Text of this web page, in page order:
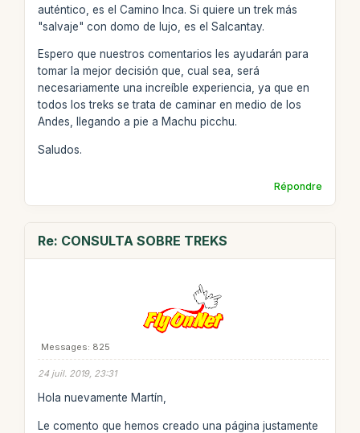
auténtico, es el Camino Inca. Si quiere un trek más
"salvaje" con domo de lujo, es el Salcantay.
Espero que nuestros comentarios les ayudarán para
tomar la mejor decisión que, cual sea, será
necesariamente una increíble experiencia, ya que en
todos los treks se trata de caminar en medio de los
Andes, llegando a pie a Machu picchu.
Saludos.
Répondre
Re: CONSULTA SOBRE TREKS
Messages: 825
24 juil. 2019, 23:31
Hola nuevamente Martín,
Le comento que hemos creado una página justamente